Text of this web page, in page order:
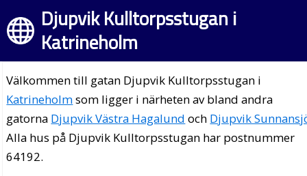
Djupvik Kulltorpsstugan i
Katrineholm
Välkommen till gatan Djupvik Kulltorpsstugan i
Katrineholmsom ligger i närheten av bland andra
gatorna Djupvik Västra Hagalund och Djupvik
Alla hus på Djupvik Kulltorpsstugan har postnummer
64192.